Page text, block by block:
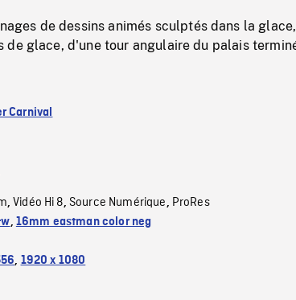
de dessins animés sculptés dans la glace,
de glace, d'une tour angulaire du palais
Carnival
,Vidéo Hi 8, Source Numérique, ProRes
, 16mm eastman color neg
, 1920 x 1080